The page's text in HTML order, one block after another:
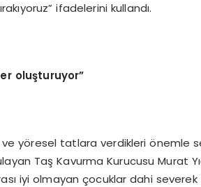
ifadelerini kullandı.
oluşturuyor”
yöresel tatlara verdikleri önemle
Taş Kavurma Kurucusu Murat
iyi olmayan çocuklar dahi